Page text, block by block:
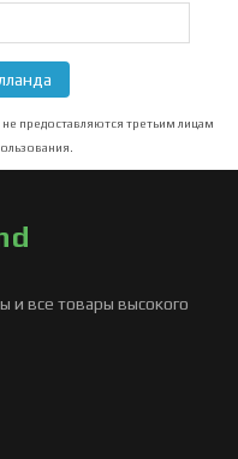
предоставляются третьим лицам
и все товары высокого